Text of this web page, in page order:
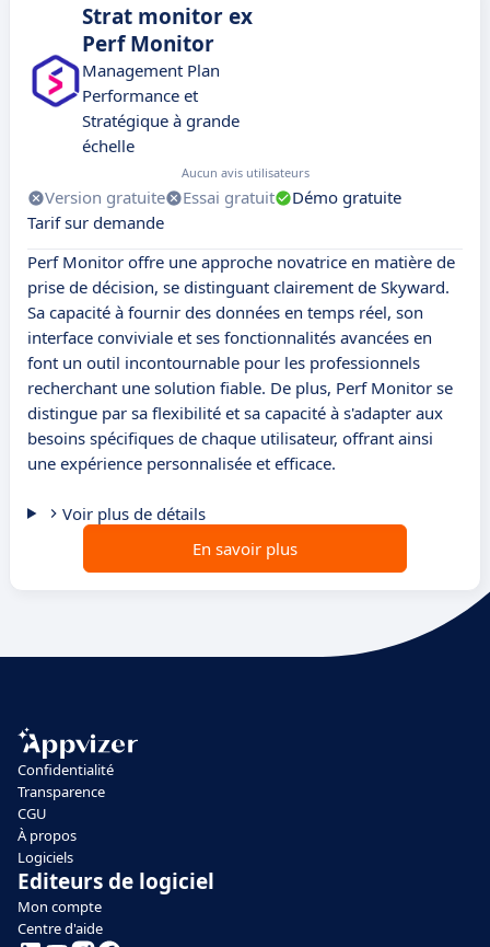
Strat monitor ex
Perf Monitor
Management Plan
Performance et
Stratégique à grande
échelle
Aucun avis utilisateurs
Version gratuite Essai gratuit
Démo gratuite
Tarif sur demande
Perf Monitor offre une approche novatrice en matière de
prise de décision, se distinguant clairement de Skyward.
Sa capacité à fournir des données en temps réel, son
interface conviviale et ses fonctionnalités avancées en
font un outil incontournable pour les professionnels
recherchant une solution fiable. De plus, Perf Monitor se
distingue par sa flexibilité et sa capacité à s'adapter aux
besoins spécifiques de chaque utilisateur, offrant ainsi
une expérience personnalisée et efficace.
Voir plus de détails
En savoir plus
Confidentialité
Transparence
CGU
À propos
Logiciels
Editeurs de logiciel
Mon compte
Centre d'aide